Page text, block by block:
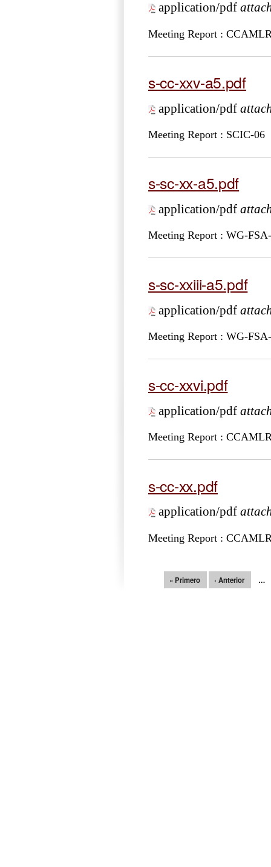
application/pdf
Meeting Report :
s-cc-xxv-a5.pdf
application/pdf
Meeting Report : SCIC-06
s-sc-xx-a5.pdf
application/pdf
Meeting Report : WG-
s-sc-xxiii-a5.pdf
application/pdf
Meeting Report : WG-
s-cc-xxvi.pdf
application/pdf
Meeting Report :
s-cc-xx.pdf
application/pdf
Meeting Report :
Páginas« Primero ‹ Anterior …